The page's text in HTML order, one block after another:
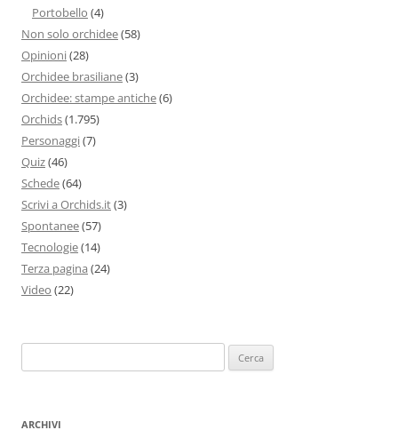
Portobello (4)
Non solo orchidee(58)
Opinioni(28)
Orchidee brasiliane(3)
Orchidee: stampe antiche(6)
Orchids(1.795)
Personaggi(7)
Quiz(46)
Schede(64)
Scrivi a Orchids.it(3)
Spontanee(57)
Tecnologie(14)
Terza pagina (24)
Video (22)
per:
ARCHIVI